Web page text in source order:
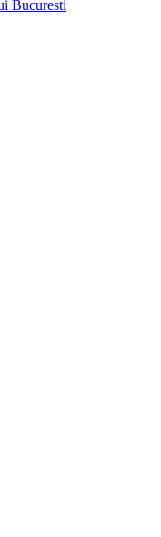
Bucuresti